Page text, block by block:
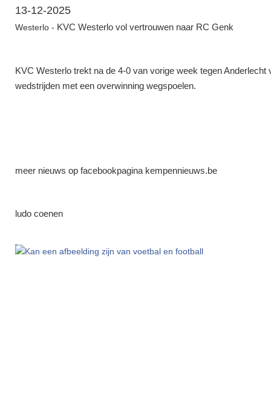
13-12-2025
Westerlo - KVC Westerlo vol vertrouwen naar RC Genk
KVC Westerlo trekt na de 4-0 van vorige week tegen
wedstrijden met een overwinning wegspoelen.
meer nieuws op facebookpagina kempennieuws.be
ludo coenen